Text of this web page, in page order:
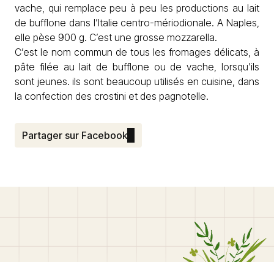
vache, qui remplace peu à peu les productions au lait
de bufflone dans l’Italie centro-mériodionale. A Naples,
elle pèse 900 g. C’est une grosse mozzarella.
C’est le nom commun de tous les fromages délicats, à
pâte filée au lait de bufflone ou de vache, lorsqu’ils
sont jeunes. ils sont beaucoup utilisés en cuisine, dans
la confection des crostini et des pagnotelle.
Partager sur Facebook